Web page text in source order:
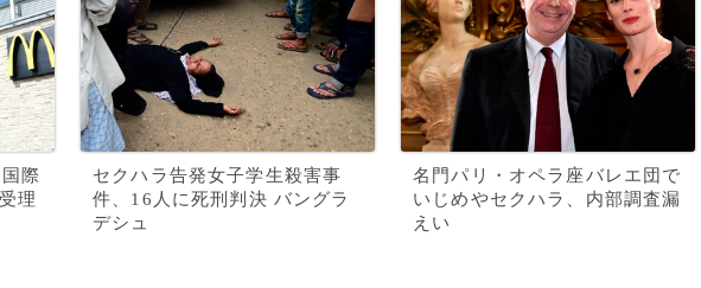
際
理
セクハラ告発女子学生殺害事
件、16人に死刑判決 バングラ
デシュ
名門パリ・オペラ座バレエ団で
いじめやセクハラ、内部調査漏
えい